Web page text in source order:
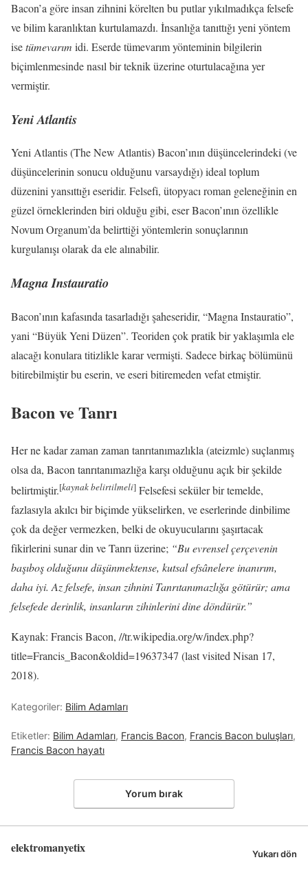
Bacon’a göre insan zihnini körelten bu putlar yıkılmadıkça felsefe
ve bilim karanlıktan kurtulamazdı. İnsanlığa tanıttığı yeni yöntem
isetümevarım idi. Eserde tümevarım yönteminin bilgilerin
biçimlenmesinde nasıl bir teknik üzerine oturtulacağına yer
vermiştir.
Yeni Atlantis
Yeni Atlantis (The New Atlantis) Bacon’ının düşüncelerindeki (ve
düşüncelerinin sonucu olduğunu varsaydığı) ideal toplum
düzenini yansıttığı eseridir. Felsefi, ütopyacı roman geleneğinin en
güzel örneklerinden biri olduğu gibi, eser Bacon’ının özellikle
Novum Organum’da belirttiği yöntemlerin sonuçlarının
kurgulanışı olarak da ele alınabilir.
Magna Instauratio
Bacon’ının kafasında tasarladığı şaheseridir, “Magna Instauratio”,
yani “Büyük Yeni Düzen”. Teoriden çok pratik bir yaklaşımla ele
alacağı konulara titizlikle karar vermişti. Sadece birkaç bölümünü
bitirebilmiştir bu eserin, ve eseri bitiremeden vefat etmiştir.
Bacon ve Tanrı
Her ne kadar zaman zaman tanrıtanımazlıkla (ateizmle) suçlanmış
olsa da, Bacon tanrıtanımazlığa karşı olduğunu açık bir şekilde
belirtmiştir.[kaynak belirtilmeli] Felsefesi seküler bir temelde,
fazlasıyla akılcı bir biçimde yükselirken, ve eserlerinde dinbilime
çok da değer vermezken, belki de okuyucularını şaşırtacak
fikirlerini sunar din ve Tanrı üzerine; “Bu evrensel çerçevenin
başıboş olduğunu düşünmektense, kutsal efsânelere inanırım,
daha iyi. Az felsefe, insan zihnini Tanrıtanımazlığa götürür; ama
felsefede derinlik, insanların zihinlerini dine döndürür.”
Kaynak: Francis Bacon, //tr.wikipedia.org/w/index.php?
title=Francis_Bacon&oldid=19637347 (last visited Nisan 17,
2018).
Kategoriler: Bilim Adamları
Etiketler: Bilim Adamları, Francis Bacon, Francis Bacon buluşları,
Francis Bacon hayatı
Yorum bırak
elektromanyetix Yukarı dön